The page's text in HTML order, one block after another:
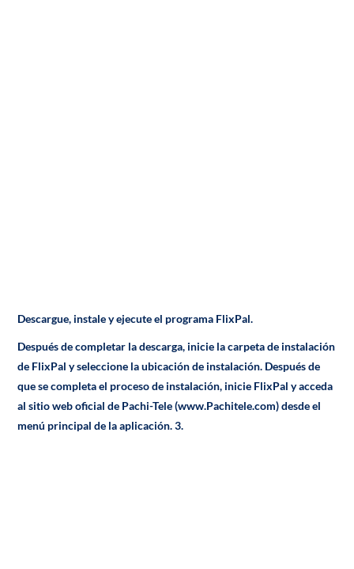
Descargue, instale y ejecute el programa FlixPal.
Después de completar la descarga, inicie la carpeta de instalación
de FlixPal y seleccione la ubicación de instalación. Después de
que se completa el proceso de instalación, inicie FlixPal y acceda
al sitio web oficial de Pachi-Tele (www.Pachitele.com) desde el
menú principal de la aplicación. 3.